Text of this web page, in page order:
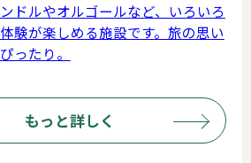
ドルやオルゴールなど、いろいろ
験が楽しめる施設です。旅の思い
ったり。
もっと詳しく